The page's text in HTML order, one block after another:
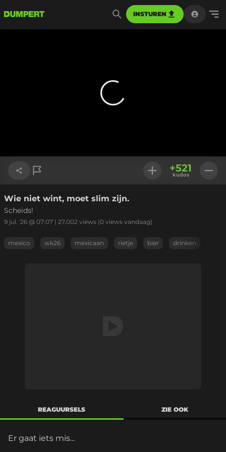
INSTUREN
Link kopiëren
+521
kudos
Wie niet wint, moet slim zijn.
Scheids!
9 jul. '26 @ 07:07 | 27.002 views (0 views vandaag)
mexico wk26 mexicaan rietje bier drinken
REAGUURSELS ZIE OOK
Er gaat iets mis...